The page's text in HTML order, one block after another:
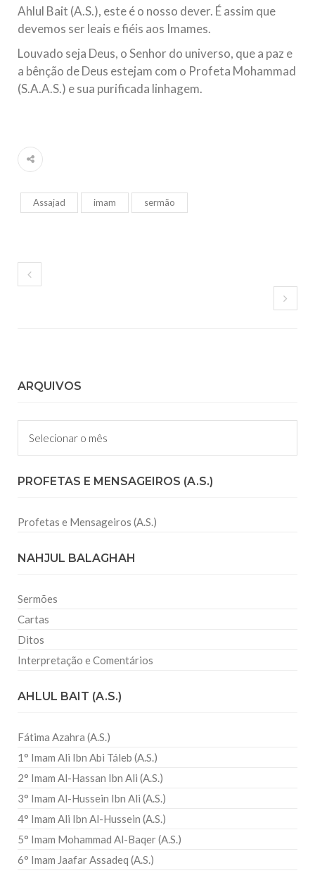
Ahlul Bait (A.S.), este é o nosso dever. É assim que
devemos ser leais e fiéis aos Imames.
Louvado seja Deus, o Senhor do universo, que a paz e
a bênção de Deus estejam com o Profeta Mohammad
(S.A.A.S.) e sua purificada linhagem.
Assajad imam sermão
ARQUIVOS
Arquivos
PROFETAS E MENSAGEIROS (A.S.)
Profetas e Mensageiros (A.S.)
NAHJUL BALAGHAH
Sermões
Cartas
Ditos
Interpretação e Comentários
AHLUL BAIT (A.S.)
Fátima Azahra (A.S.)
1° Imam Ali Ibn Abi Táleb (A.S.)
2° Imam Al-Hassan Ibn Ali (A.S.)
3° Imam Al-Hussein Ibn Ali (A.S.)
4° Imam Ali Ibn Al-Hussein (A.S.)
5° Imam Mohammad Al-Baqer (A.S.)
6° Imam Jaafar Assadeq (A.S.)